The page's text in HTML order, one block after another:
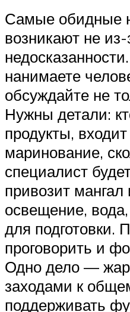
Самые обидные
возникают не
нанимаете
обсуждайте не
Нужны детали:
продукты,
маринование,
специалист
привозит мангал
освещение,
для подготовки.
проговорить и
Одно дело —
заходами к
поддерживать